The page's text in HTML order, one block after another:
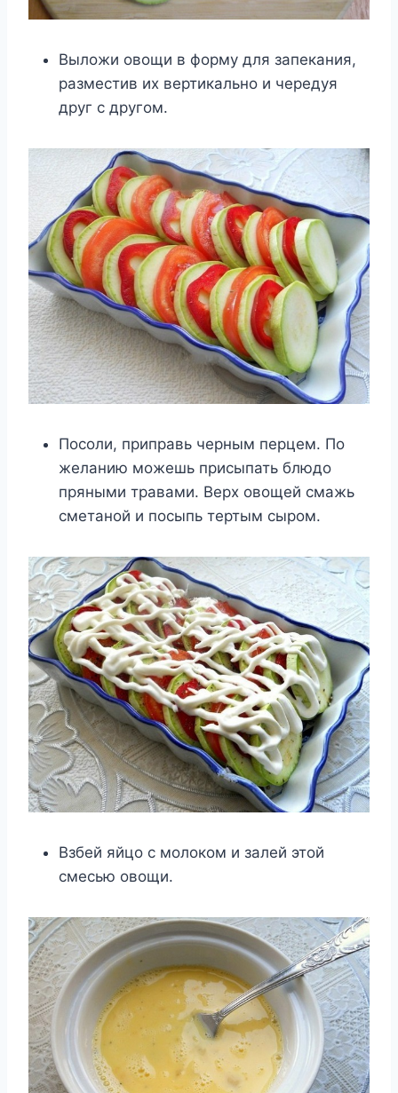
Выложи овощи в форму для запекания,
разместив их вертикально и чередуя
друг с другом.
Посоли, приправь черным перцем. По
желанию можешь присыпать блюдо
пряными травами. Верх овощей смажь
сметаной и посыпь тертым сыром.
Взбей яйцо с молоком и залей этой
смесью овощи.